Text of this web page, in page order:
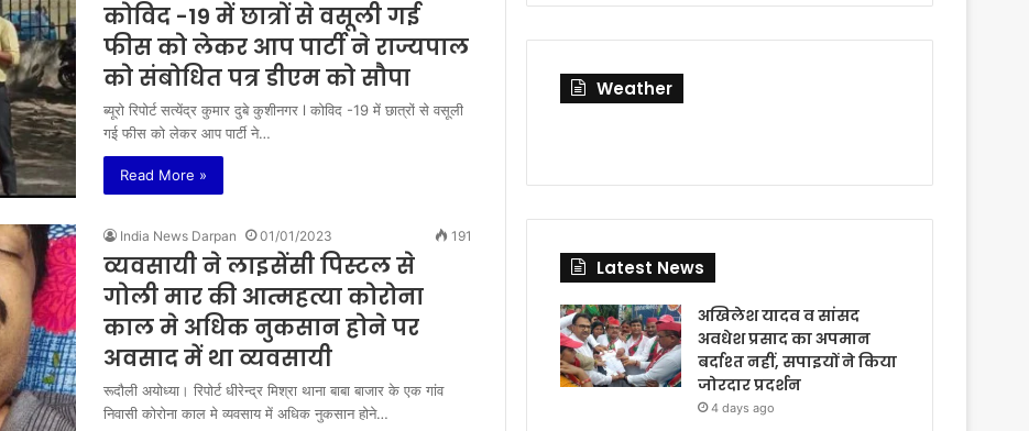
कोविद -19 में छात्रों से वसूली गई
फीस को लेकर आप पार्टी ने राज्यपाल
को संबोधित पत्र डीएम को सौपा
ब्यूरो रिपोर्ट सत्येंद्र कुमार दुबे कुशीनगर l कोविद -19 में छात्रों से वसूली
गई फीस को लेकर आप पार्टी ने…
Read More »
India News Darpan 01/01/2023 191
व्यवसायी ने लाइसेंसी पिस्टल से
गोली मार की आत्महत्या कोरोना
काल मे अधिक नुकसान होने पर
अवसाद में था व्यवसायी
रूदौली अयोध्या। रिपोर्ट धीरेन्द्र मिश्रा थाना बाबा बाजार के एक गांव
निवासी कोरोना काल मे व्यवसाय में अधिक नुकसान होने…
Weather
Latest News
अखिलेश यादव व सांसद
अवधेश प्रसाद का अपमान
बर्दाश्त नहीं, सपाइयों ने किया
जोरदार प्रदर्शन
4 days ago